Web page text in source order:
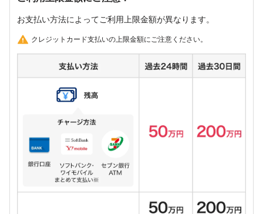
お支払い方法によってご利用上限金額が異なります。
クレジットカード支払いの上限金額にご注意ください。